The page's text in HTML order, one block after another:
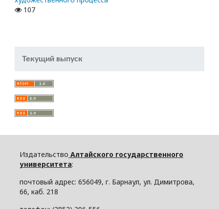
107
Текущий выпуск
Издательство Алтайского государственного
университета:
почтовый адрес: 656049, г. Барнаул, ул. Димитрова,
66, каб. 218